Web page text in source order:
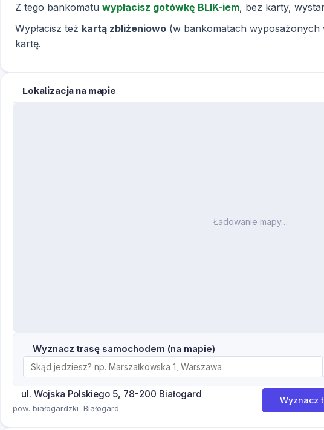
Z tego bankomatu wypłacisz gotówkę BLIK-iem, bez karty,
Wypłacisz też kartą zbliżeniowo (w bankomatach wyposażonych
kartę.
Lokalizacja na mapie
Ładowanie mapy…
Wyznacz trasę samochodem (na mapie)
ul. Wojska Polskiego 5, 78-200 Białogard
pow. białogardzki Białogard
Wyznacz